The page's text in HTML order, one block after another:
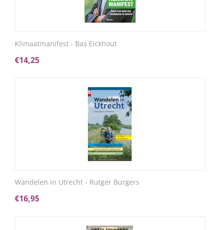
Klimaatmanifest - Bas Eickhout
€14,25
Wandelen in Utrecht - Rutger Burgers
€16,95